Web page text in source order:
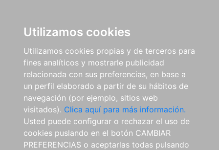
Utilizamos cookies
Utilizamos cookies propias y de terceros para
fines analíticos y mostrarle publicidad
relacionada con sus preferencias, en base a
un perfil elaborado a partir de su hábitos de
navegación (por ejemplo, sitios web
visitados). Clica aquí para más información.
Usted puede configurar o rechazar el uso de
cookies puslando en el botón CAMBIAR
PREFERENCIAS o aceptarlas todas pulsando